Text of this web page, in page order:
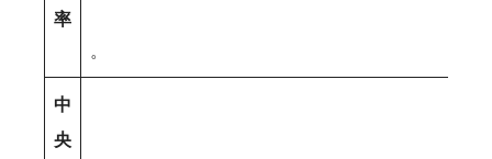
率
。
中
央